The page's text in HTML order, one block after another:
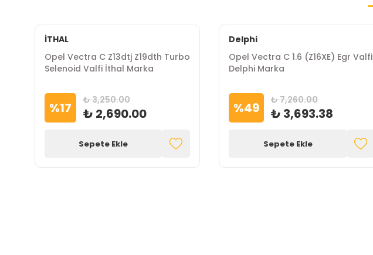
İTHAL
Opel Vectra C Z13dtj Z19dth Turbo
Selenoid Valfi İthal Marka
%17 ₺ 3,250.00
₺ 2,690.00
Sepete Ekle
Delphi
Opel Vectra C 1.6 (Z16XE) Egr Valfi
Delphi Marka
%49 ₺ 7,260.00
₺ 3,693.38
Sepete Ekle